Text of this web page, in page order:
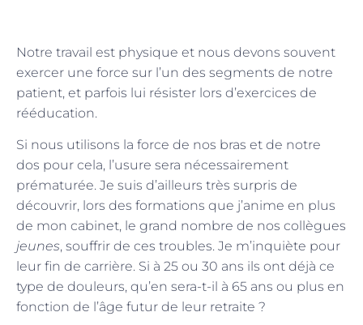
Notre travail est physique et nous devons souvent
exercer une force sur l’un des segments de notre
patient, et parfois lui résister lors d’exercices de
rééducation.
Si nous utilisons la force de nos bras et de notre
dos pour cela, l’usure sera nécessairement
prématurée. Je suis d’ailleurs très surpris de
découvrir, lors des formations que j’anime en plus
de mon cabinet, le grand nombre de nos collègues
jeunes, souffrir de ces troubles. Je m’inquiète pour
leur fin de carrière. Si à 25 ou 30 ans ils ont déjà ce
type de douleurs, qu’en sera-t-il à 65 ans ou plus en
fonction de l’âge futur de leur retraite ?